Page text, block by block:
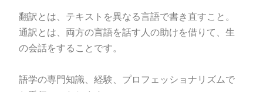
翻訳とは、テキストを異なる言語で書き直すこと。
通訳とは、両方の言語を話す人の助けを借りて、生
の会話をすることです。
語学の専門知識、経験、プロフェッショナリズムで